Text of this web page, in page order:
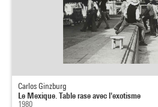
Carlos Ginzburg
Le Mexique. Table rase avec l'exotisme
1980